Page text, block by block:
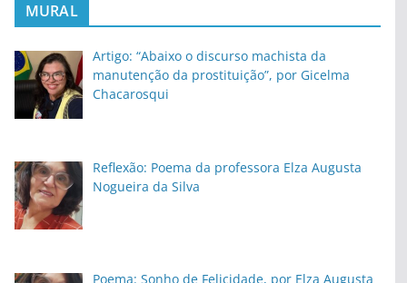
MURAL
Artigo: “Abaixo o discurso machista da
manutenção da prostituição”, por Gicelma
Chacarosqui
Reflexão: Poema da professora Elza Augusta
Nogueira da Silva
Poema: Sonho de Felicidade, por Elza Augusta